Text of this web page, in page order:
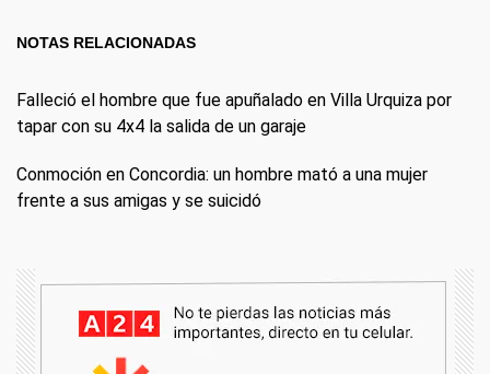
NOTAS RELACIONADAS
Falleció el hombre que fue apuñalado en Villa Urquiza por
tapar con su 4x4 la salida de un garaje
Conmoción en Concordia: un hombre mató a una mujer
frente a sus amigas y se suicidó